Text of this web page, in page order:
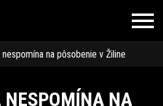
nespomína na pôsobenie v Žiline
NESPOMÍNA NA